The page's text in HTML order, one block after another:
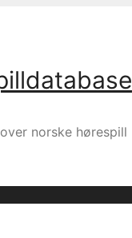
norske hørespill